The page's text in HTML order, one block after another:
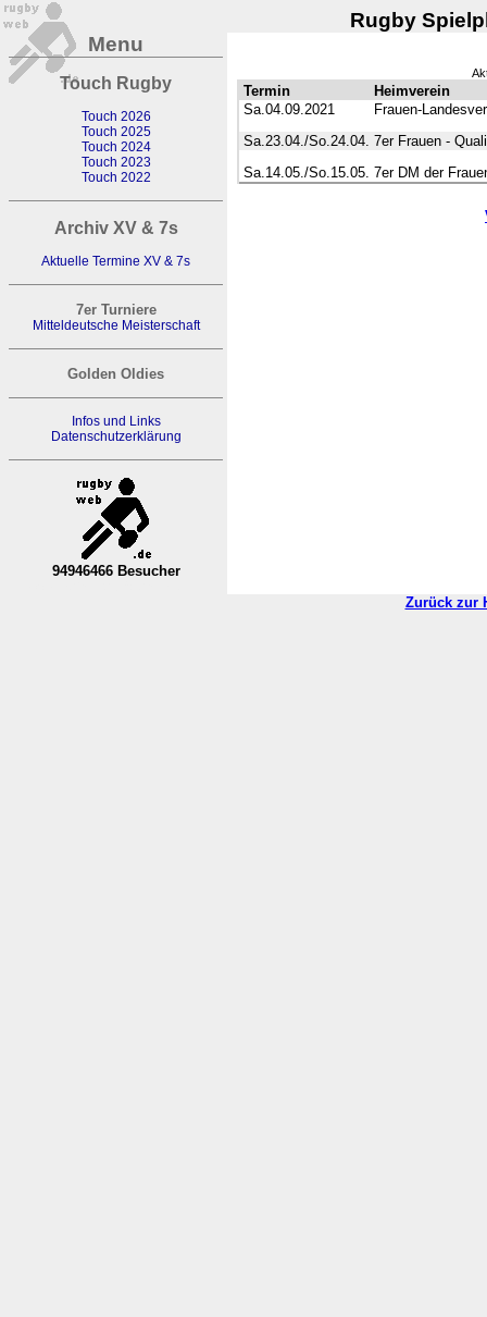
Rugby
Menu
Touch Rugby
Touch 2026
Touch 2025
Touch 2024
Touch 2023
Touch 2022
Archiv XV & 7s
Aktuelle Termine XV & 7s
7er Turniere
Mitteldeutsche Meisterschaft
Golden Oldies
Infos und Links
Datenschutzerklärung
94946466 Besucher
Termin
Heimverein
Sa.04.09.2021
Frauen-
Sa.23.04./So.24.04. 7er Frauen -
Sa.14.05./So.15.05. 7er DM der
Zurück zur